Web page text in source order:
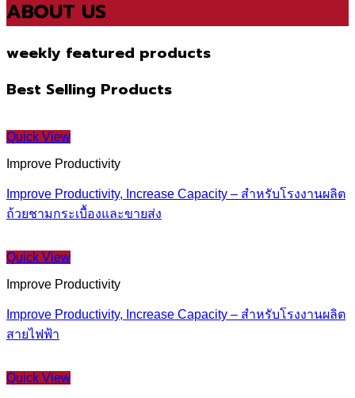
ABOUT US
weekly featured products
Best Selling Products
Quick View
Improve Productivity
Improve Productivity, Increase Capacity – สำหรับโรงงานผลิต
ถ้วยชามกระเบื้องและขายส่ง
Quick View
Improve Productivity
Improve Productivity, Increase Capacity – สำหรับโรงงานผลิต
สายไฟฟ้า
Quick View